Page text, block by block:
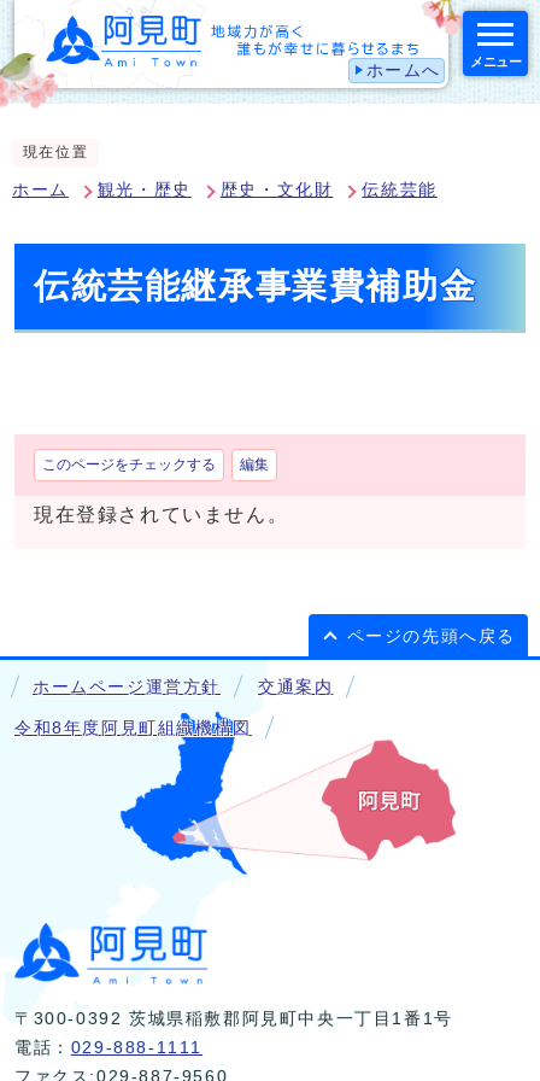
ホームへ メニュー
現在位置
ホーム 観光・歴史 歴史・文化財 伝統芸能
伝統芸能継承事業費補助金
このページをチェックする 編集
現在登録されていません。
ページの先頭へ戻る
ホームページ運営方針 交通案内
令和8年度阿見町組織機構図
〒300-0392 茨城県稲敷郡阿見町中央一丁目1番1号
電話： 029-888-1111
ファクス:029-887-9560